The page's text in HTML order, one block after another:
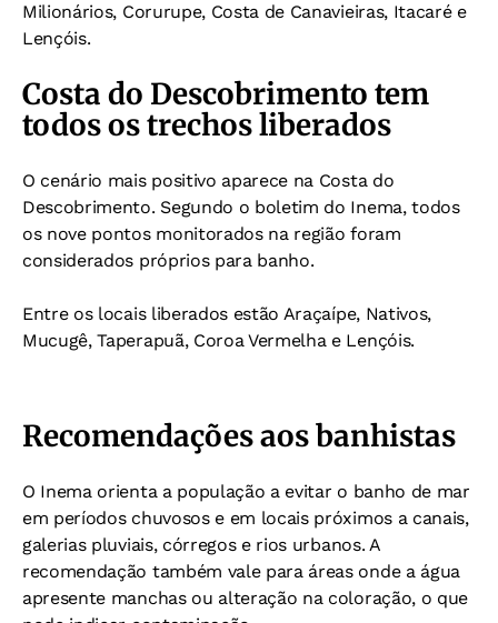
Milionários, Corurupe, Costa de Canavieiras, Itacaré e
Lençóis.
Costa do Descobrimento tem
todos os trechos liberados
O cenário mais positivo aparece na Costa do
Descobrimento. Segundo o boletim do Inema, todos
os nove pontos monitorados na região foram
considerados próprios para banho.
Entre os locais liberados estão Araçaípe, Nativos,
Mucugê, Taperapuã, Coroa Vermelha e Lençóis.
Recomendações aos banhistas
O Inema orienta a população a evitar o banho de mar
em períodos chuvosos e em locais próximos a canais,
galerias pluviais, córregos e rios urbanos. A
recomendação também vale para áreas onde a água
apresente manchas ou alteração na coloração, o que